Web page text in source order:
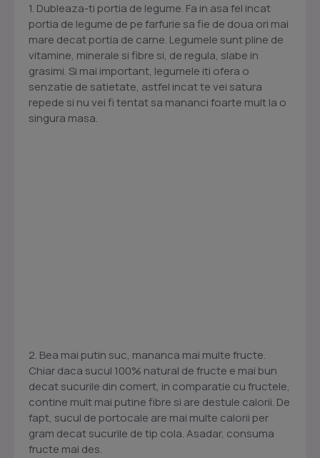
1. Dubleaza-ti portia de legume. Fa in asa fel incat
portia de legume de pe farfurie sa fie de doua ori mai
mare decat portia de carne. Legumele sunt pline de
vitamine, minerale si fibre si, de regula, slabe in
grasimi. Si mai important, legumele iti ofera o
senzatie de satietate, astfel incat te vei satura
repede si nu vei fi tentat sa mananci foarte mult la o
singura masa.
2. Bea mai putin suc, mananca mai multe fructe.
Chiar daca sucul 100% natural de fructe e mai bun
decat sucurile din comert, in comparatie cu fructele,
contine mult mai putine fibre si are destule calorii. De
fapt, sucul de portocale are mai multe calorii per
gram decat sucurile de tip cola. Asadar, consuma
fructe mai des.